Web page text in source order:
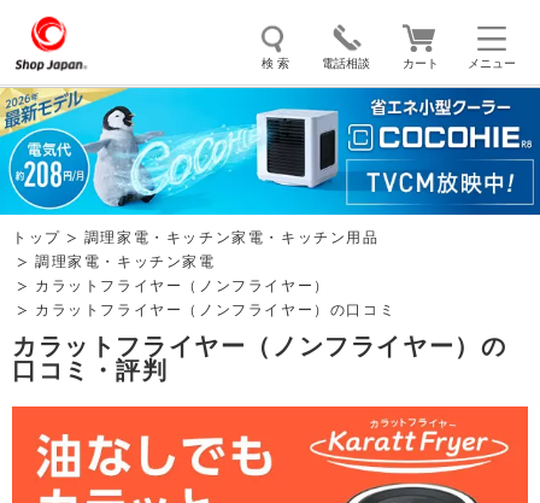
メニュー
検 索 電話相談 カート
トゥルースリーパー ソイリッチ ここひえ 枕
掃除機 クッキングプロ マイキュット
エアコン オーラルスマイル
トップ
調理家電・キッチン家電・キッチン用品
調理家電・キッチン家電
カラットフライヤー（ノンフライヤー）
カラットフライヤー（ノンフライヤー）の口コミ
カラットフライヤー（ノンフライヤー）の
口コミ・評判